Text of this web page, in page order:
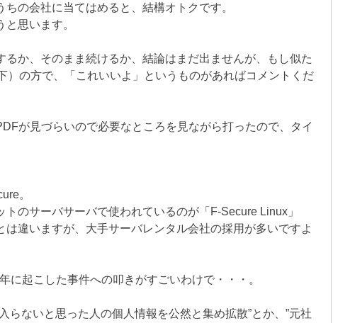
の会社に当てはめると、結構オトクです。
思います。
るか、そのまま続けるか、結論はまだ出ませんが、もし似た
）の方で、「これいいよ」というものがあればコメントくだ
が見づらいので必要なところを見ながら打ったので、タイ
。
のサーバサーバで使われているのが「F-Secure Linux」
は違いますが、大手サーバレンタル会社の採用が多いですよ
に起こした事件への叩きがすごいわけで・・・。
らないと思った人の個人情報を公然と集め拡散”とか、”元社